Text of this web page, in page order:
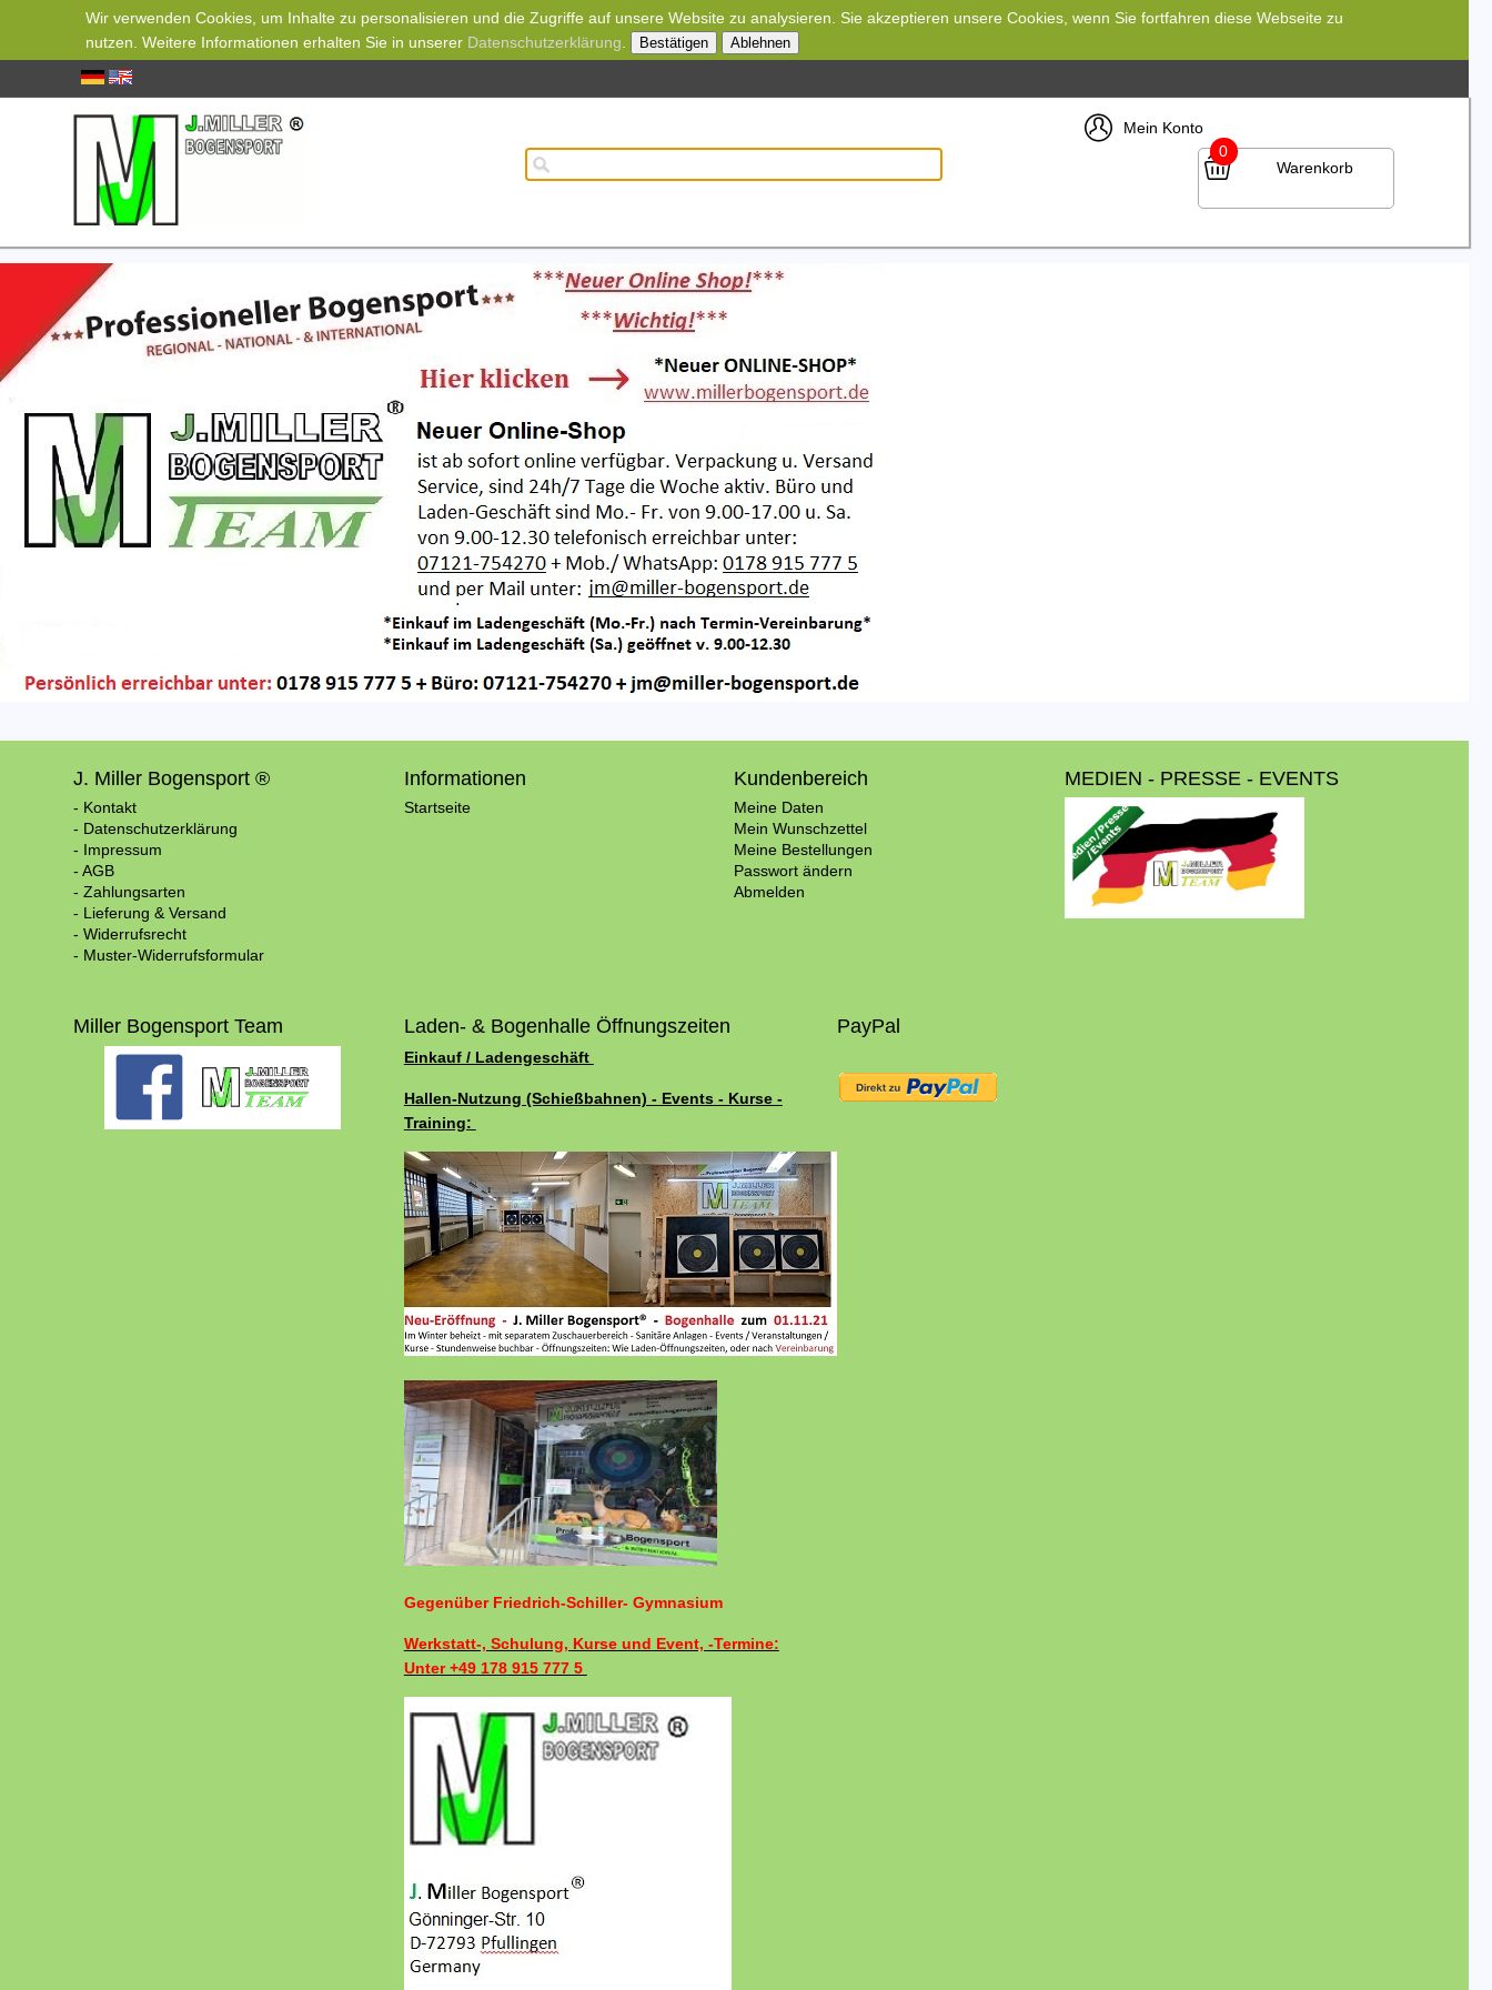
Wir verwenden Cookies, um Inhalte zu personalisieren und die Zugriffe auf unsere Website zu analysieren. Sie akzeptieren unsere Cookies, wenn Sie fortfahren diese Webseite zu
nutzen. Weitere Informationen erhalten Sie in unserer Datenschutzerklärung Bestätigen Ablehnen
Mein Konto
0
Warenkorb
J. Miller Bogensport ®
- Kontakt
- Datenschutzerklärung
- Impressum
- AGB
- Zahlungsarten
- Lieferung & Versand
- Widerrufsrecht
- Muster-Widerrufsformular
Informationen
Startseite
Kundenbereich
Meine Daten
Mein Wunschzettel
Meine Bestellungen
Passwort ändern
Abmelden
MEDIEN - PRESSE - EVENTS
Miller Bogensport Team Laden- & Bogenhalle Öffnungszeiten
Einkauf / Ladengeschäft
Hallen-Nutzung (Schießbahnen) - Events - Kurse -
Training:
Gegenüber Friedrich-Schiller- Gymnasium
Werkstatt-, Schulung, Kurse und Event, -Termine:
Unter +49 178 915 777 5
PayPal